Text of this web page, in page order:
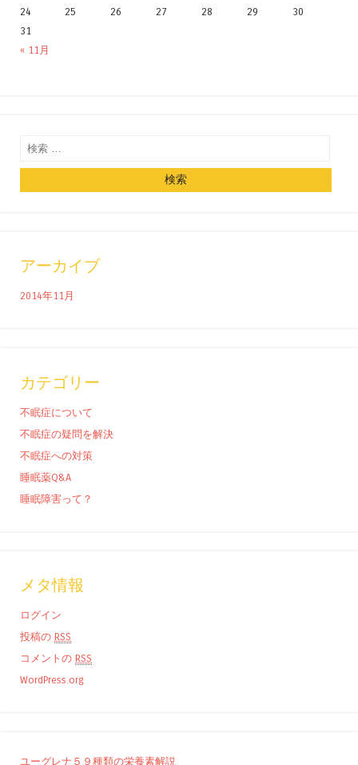
« 11月
24
25 26 27 28 29
30
31
検索
アーカイブ
2014年11月
カテゴリー
不眠症について
不眠症の疑問を解決
不眠症への対策
睡眠薬Q&A
睡眠障害って？
メタ情報
ログイン
投稿の RSS
コメントの RSS
WordPress.org
ユーグレナ５９種類の栄養素解説